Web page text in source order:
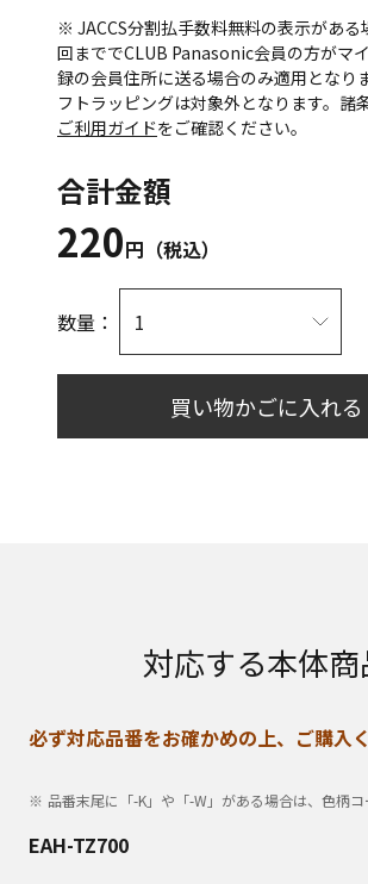
※ JACCS分割払手数料無料の表示がある
回まででCLUB Panasonic会員の方がマ
録の会員住所に送る場合のみ適用となり
フトラッピングは対象外となります。諸
ご利用ガイドをご確認ください。
合計金額
220円（税込）
数量：
買い物かごに入れる
対応する本体商
必ず対応品番をお確かめの上、ご購入
品番末尾に「-K」や「-W」がある場合は、色柄コ
EAH-TZ700